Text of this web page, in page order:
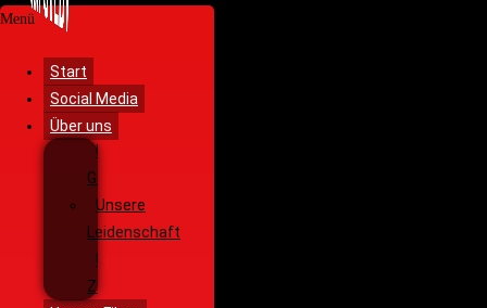
Menü
Start
Social Media
Über uns
Unsere
Geschichte
Unsere
Leidenschaft
Unsere
Ziele